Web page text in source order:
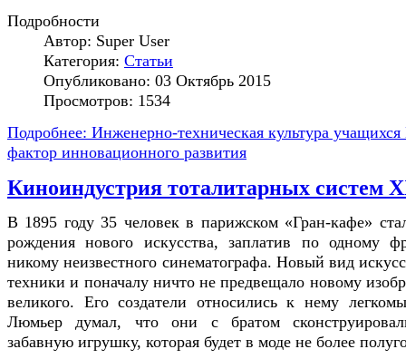
Подробности
Автор: Super User
Категория: Статьи
Опубликовано: 03 Октябрь 2015
Просмотров: 1534
Подробнее: Инженерно-техническая культура
фактор инновационного развития
Киноиндустрия тоталитарных систем
В 1895 году 35 человек в парижском «Гран-кафе»
рождения нового искусства, заплатив по одному
никому неизвестного синематографа. Новый вид
техники и поначалу ничто не предвещало новому
великого. Его создатели относились к нему
Люмьер думал, что они с братом
забавную игрушку, которая будет в моде не более